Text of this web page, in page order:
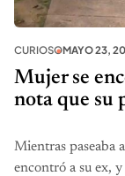
CURIOSOMAYO 23,
Mujer se
nota que su
Mientras paseaba
encontró a su ex,